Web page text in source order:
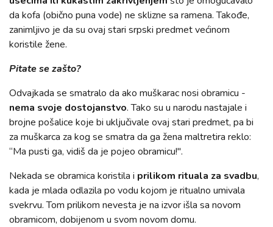
da kofa (obično puna vode) ne sklizne sa ramena. Takođe,
zanimljivo je da su ovaj stari srpski predmet većinom
koristile žene.
Pitate se zašto?
Odvajkada se smatralo da ako muškarac nosi obramicu -
nema svoje dostojanstvo. Tako su u narodu nastajale i
brojne pošalice koje bi uključivale ovaj stari predmet, pa bi
za muškarca za kog se smatra da ga žena maltretira reklo:
“Ma pusti ga, vidiš da je pojeo obramicu!".
Nekada se obramica koristila i prilikom rituala za svadbu,
kada je mlada odlazila po vodu kojom je ritualno umivala
svekrvu. Tom prilikom nevesta je na izvor išla sa novom
obramicom, dobijenom u svom novom domu.